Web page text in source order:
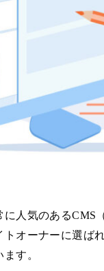
人気のある
オーナーに選ば
す。